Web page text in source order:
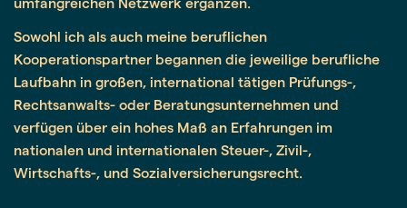
Sowohl ich als auch meine beruflichen
Kooperationspartner begannen die jeweilige berufliche
Laufbahn in großen, international tätigen Prüfungs-,
Rechtsanwalts- oder Beratungsunternehmen und
verfügen über ein hohes Maß an Erfahrungen im
nationalen und internationalen Steuer-, Zivil-,
Wirtschafts-, und Sozialversicherungsrecht.